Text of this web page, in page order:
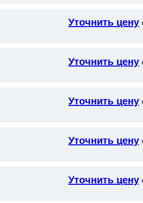
Уточнить цену
Уточнить цену
Уточнить цену
Уточнить цену
Уточнить цену